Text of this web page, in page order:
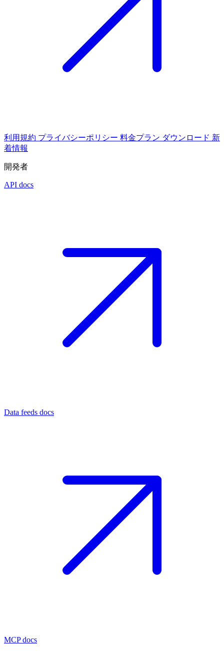
利用規約 プライバシーポリシー 料金プラン ダウンロード 新
着情報
開発者
API docs
Data feeds docs
MCP docs